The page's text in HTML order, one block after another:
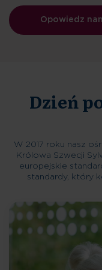
Opowiedz
Dzień
W 2017 roku nasz
Królowa Szwecji
europejskie
standardy, który